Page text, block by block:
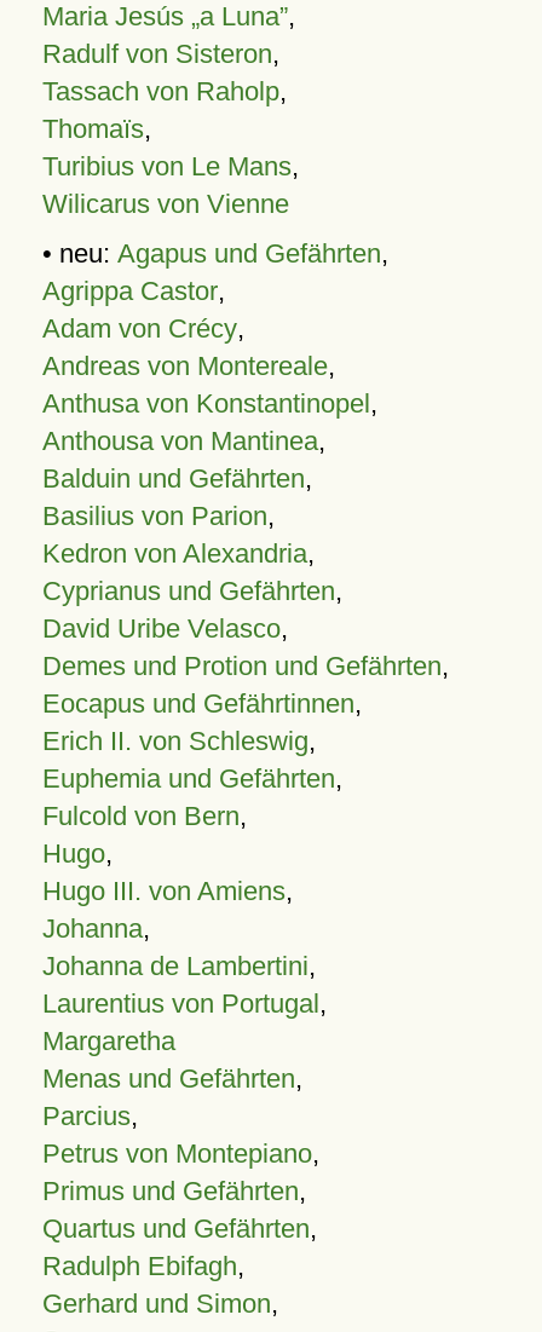
Maria Jesús „a Luna”,
Radulf von Sisteron,
Tassach von Raholp,
Thomaïs,
Turibius von Le Mans,
Wilicarus von Vienne
• neu: Agapus und Gefährten,
Agrippa Castor,
Adam von Crécy,
Andreas von Montereale,
Anthusa von Konstantinopel,
Anthousa von Mantinea,
Balduin und Gefährten,
Basilius von Parion,
Kedron von Alexandria,
Cyprianus und Gefährten,
David Uribe Velasco,
Demes und Protion und Gefährten,
Eocapus und Gefährtinnen,
Erich II. von Schleswig,
Euphemia und Gefährten,
Fulcold von Bern,
Hugo,
Hugo III. von Amiens,
Johanna,
Johanna de Lambertini,
Laurentius von Portugal,
Margaretha
Menas und Gefährten,
Parcius,
Petrus von Montepiano,
Primus und Gefährten,
Quartus und Gefährten,
Radulph Ebifagh,
Gerhard und Simon,